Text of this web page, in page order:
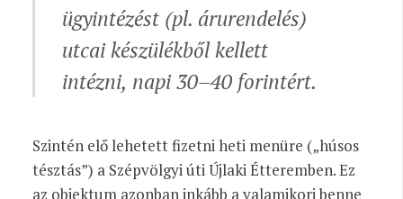
ügyintézést (pl. árurendelés)
utcai készülékből kellett
intézni, napi 30–40 forintért.
Szintén elő lehetett fizetni heti menüre („húsos
tésztás”) a Szépvölgyi úti Újlaki Étteremben. Ez
az objektum azonban inkább a valamikori benne